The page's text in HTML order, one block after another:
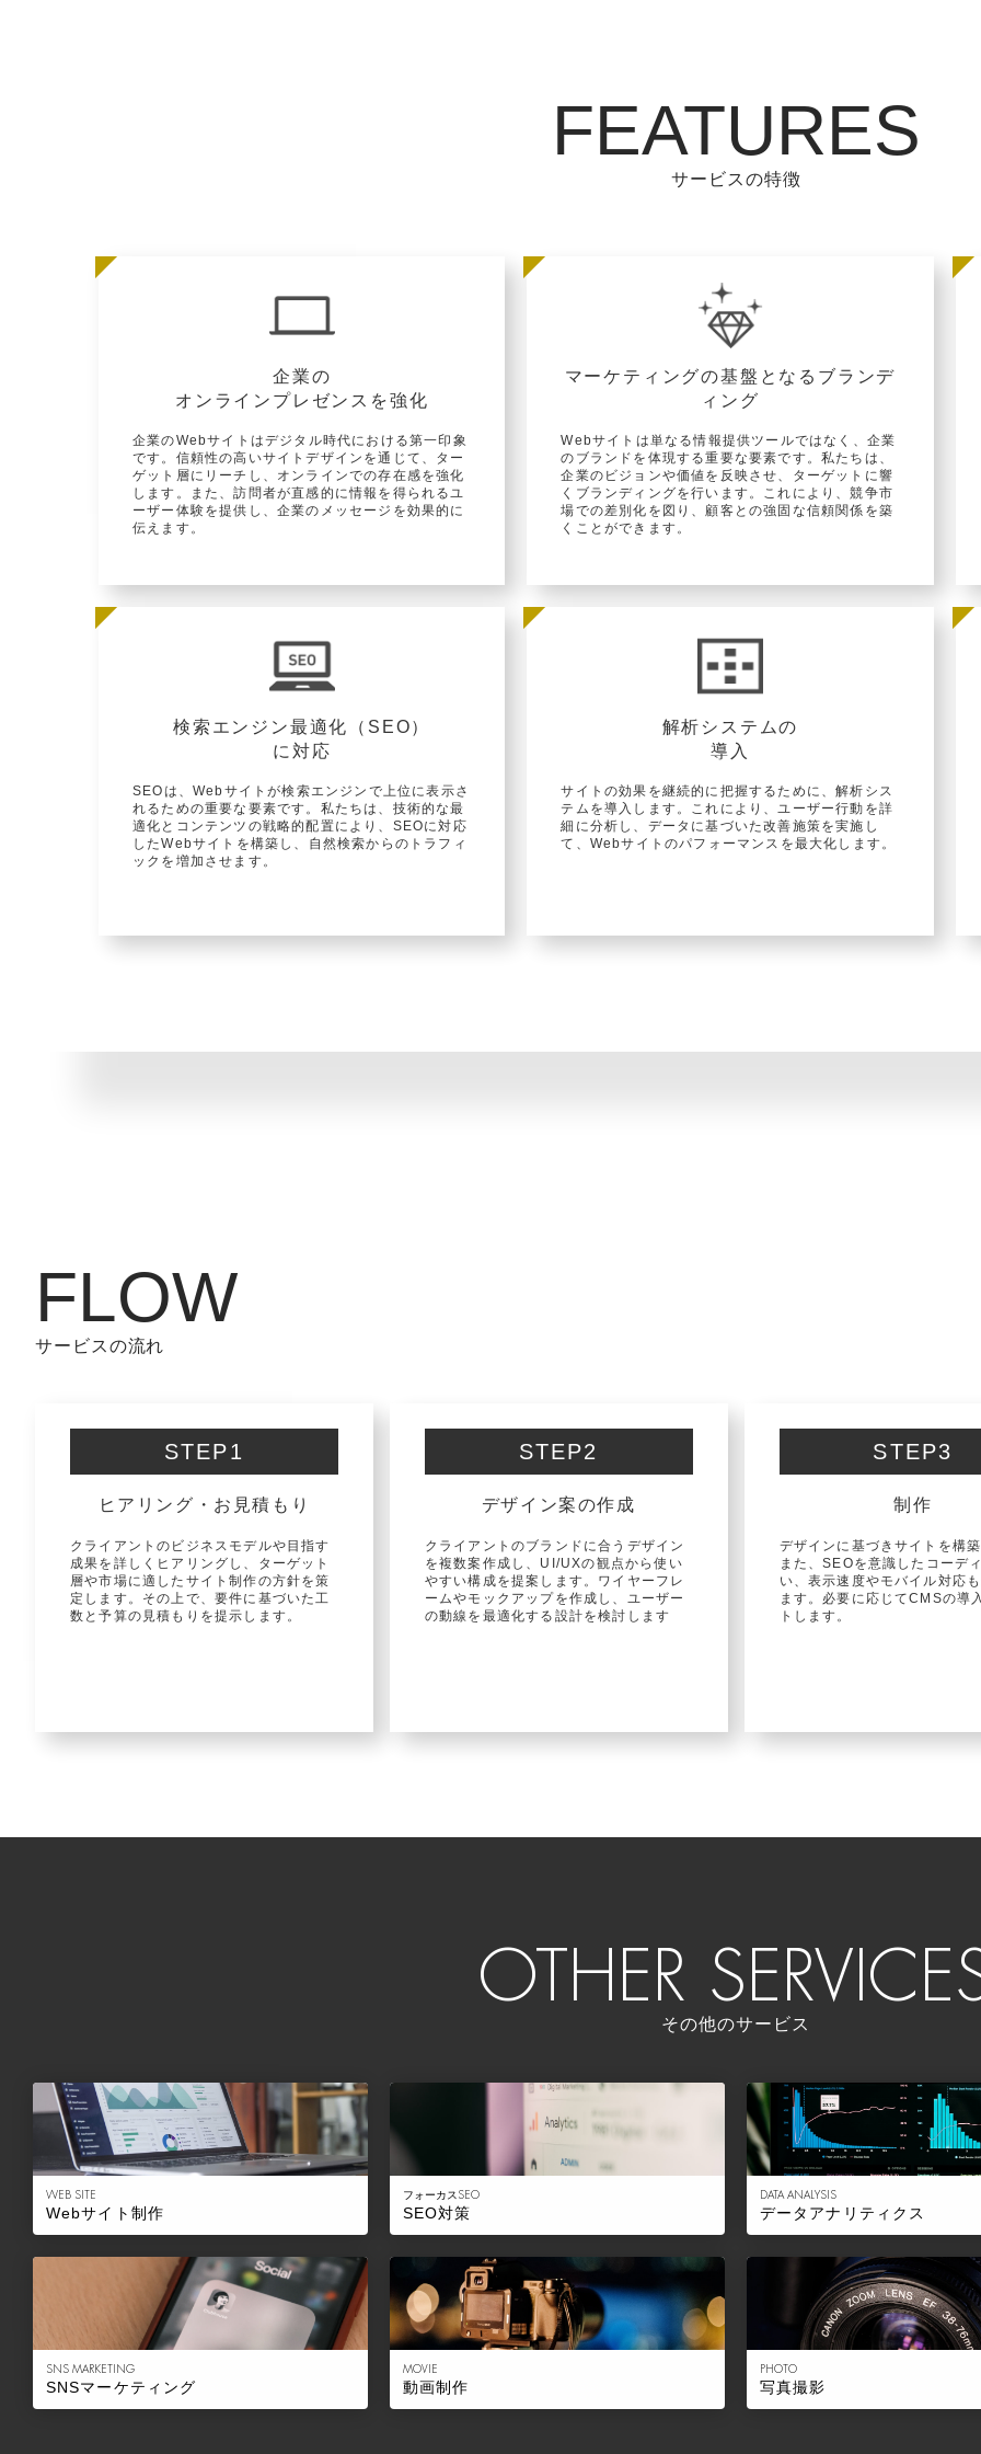
FEATURES
サービスの特徴
企業の
オンラインプレゼンスを強化
企業のWebサイトはデジタル時代における第一印象
です。信頼性の高いサイトデザインを通じて、ター
ゲット層にリーチし、オンラインでの存在感を強化
します。また、訪問者が直感的に情報を得られるユ
ーザー体験を提供し、企業のメッセージを効果的に
伝えます。
マーケティングの基盤となるブランデ
ィング
Webサイトは単なる情報提供ツールではなく、企業
のブランドを体現する重要な要素です。私たちは、
企業のビジョンや価値を反映させ、ターゲットに響
くブランディングを行います。これにより、競争市
場での差別化を図り、顧客との強固な信頼関係を築
くことができます。
検索エンジン最適化（SEO）
に対応
SEOは、Webサイトが検索エンジンで上位に表示さ
れるための重要な要素です。私たちは、技術的な最
適化とコンテンツの戦略的配置により、SEOに対応
したWebサイトを構築し、自然検索からのトラフィ
ックを増加させます。
解析システムの
導入
サイトの効果を継続的に把握するために、解析シス
テムを導入します。これにより、ユーザー行動を詳
細に分析し、データに基づいた改善施策を実施し
て、Webサイトのパフォーマンスを最大化します。
FLOW
サービスの流れ
STEP1
ヒアリング・お見積もり
クライアントのビジネスモデルや目指す
成果を詳しくヒアリングし、ターゲット
層や市場に適したサイト制作の方針を策
定します。その上で、要件に基づいた工
数と予算の見積もりを提示します。
STEP2
デザイン案の作成
クライアントのブランドに合うデザイン
を複数案作成し、UI/UXの観点から使い
やすい構成を提案します。ワイヤーフレ
ームやモックアップを作成し、ユーザー
の動線を最適化する設計を検討します
STEP3
制作
デザインに基づきサイトを構築
また、SEOを意識したコーデ
い、表示速度やモバイル対応
ます。必要に応じてCMSの導
トします。
OTHER
その他のサービス
WEB SITE
Webサイト制作
フォーカスSEO
SEO対策
DATA ANALYSIS
データアナリティクス
SNS MARKETING
SNSマーケティング
MOVIE
動画制作
PHOTO
写真撮影